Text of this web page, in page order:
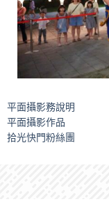
平面攝影務說明
平面攝影作品
拾光快門粉絲團